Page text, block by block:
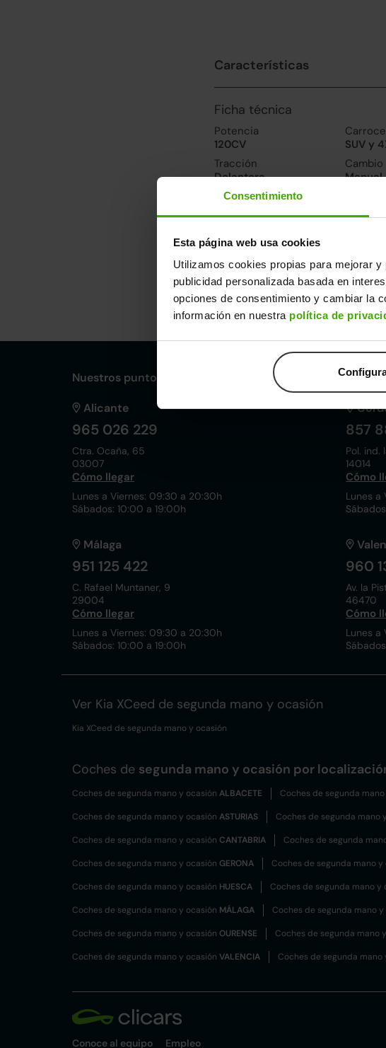
Consentimiento
Esta página web usa cookies
Utilizamos cookies propias para mejorar
publicidad personalizada basada en
opciones de consentimiento y cambiar la
información en nuestra política de
Características
Ficha técnica
Potencia
120CV
SUV y
Tracción
Delantera
Cambio
Manual
Prestaciones, consumo y
Velocidad máxima
Dimensiones y otros datos
Largo
Ancho
Nuestros puntos de venta Clicars:
Alicante
965 026 229
Ctra. Ocaña, 65
03007
Cómo llegar
Lunes a Viernes: 09:30 a 20:30h
Sábados: 10:00 a 19:00h
857
Pol. ind.
14014
Cómo
Lunes a
Málaga
951 125 422
C. Rafael Muntaner, 9
29004
Cómo llegar
Lunes a Viernes: 09:30 a 20:30h
Sábados: 10:00 a 19:00h
960
Av. la
46470
Cómo
Lunes a
Ver Kia XCeed de segunda mano y ocasión
Kia XCeed de segunda mano y ocasión
Coches de segunda mano y ocasión por
Coches de segunda mano y ocasión ALBACETE Coches de segunda
Coches de segunda mano y ocasión ASTURIAS Coches de segunda mano
Coches de segunda mano y ocasión CANTABRIA Coches de segunda
Coches de segunda mano y ocasión GERONA Coches de segunda mano y
Coches de segunda mano y ocasión HUESCA Coches de segunda mano y
Coches de segunda mano y ocasión MÁLAGA Coches de segunda mano y
Coches de segunda mano y ocasión OURENSE Coches de segunda mano
Coches de segunda mano y ocasión VALENCIA Coches de segunda mano
Conoce al equipo Empleo